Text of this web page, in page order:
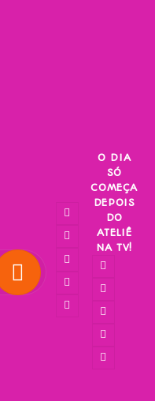
O DIA
SÓ
COMEÇA
DEPOIS
DO
ATELIÊ
NA TV!